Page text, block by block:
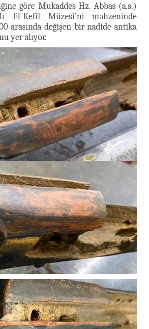
göre Mukaddes Hz. Abbas (a.s.)
El-Kefîl Müzesi’ni mahzeninde
arasında değişen bir nadide antika
yer alıyor.